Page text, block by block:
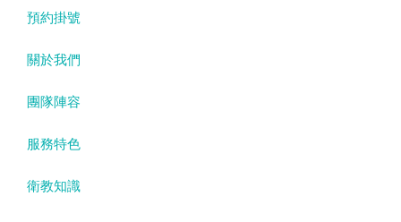
預約掛號
關於我們
團隊陣容
服務特色
衛教知識